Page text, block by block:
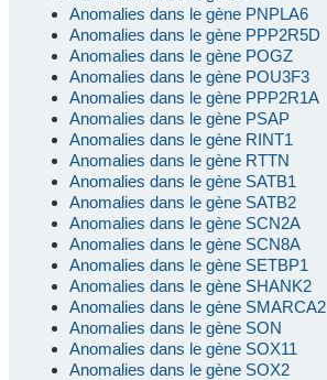
Anomalies dans le gène PNPLA6
Anomalies dans le gène PPP2R5D
Anomalies dans le gène POGZ
Anomalies dans le gène POU3F3
Anomalies dans le gène PPP2R1A
Anomalies dans le gène PSAP
Anomalies dans le gène RINT1
Anomalies dans le gène RTTN
Anomalies dans le gène SATB1
Anomalies dans le gène SATB2
Anomalies dans le gène SCN2A
Anomalies dans le gène SCN8A
Anomalies dans le gène SETBP1
Anomalies dans le gène SHANK2
Anomalies dans le gène SMARCA2
Anomalies dans le gène SON
Anomalies dans le gène SOX11
Anomalies dans le gène SOX2